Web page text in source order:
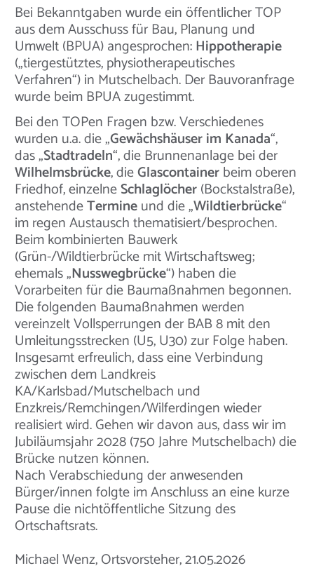
Bei Bekanntgaben wurde ein öffentlicher TOP
aus dem Ausschuss für Bau, Planung und
Umwelt (BPUA) angesprochen:Hippotherapie
(„tiergestütztes, physiotherapeutisches
Verfahren“) in Mutschelbach. Der Bauvoranfrage
wurde beim BPUA zugestimmt.
Bei den TOPen Fragen bzw. Verschiedenes
wurden u.a. die „Gewächshäuser im Kanada“,
das „Stadtradeln“, die Brunnenanlage bei der
Wilhelmsbrücke, dieGlascontainerbeim oberen
Friedhof, einzelneSchlaglöcher(Bockstalstraße),
anstehendeTermineund die „Wildtierbrücke“
im regen Austausch thematisiert/besprochen.
Beim kombinierten Bauwerk
(Grün-/Wildtierbrücke mit Wirtschaftsweg;
ehemals „Nusswegbrücke“) haben die
Vorarbeiten für die Baumaßnahmen begonnen.
Die folgenden Baumaßnahmen werden
vereinzelt Vollsperrungen der BAB 8 mit den
Umleitungsstrecken (U5, U30) zur Folge haben.
Insgesamt erfreulich, dass eine Verbindung
zwischen dem Landkreis
KA/Karlsbad/Mutschelbach und
Enzkreis/Remchingen/Wilferdingen wieder
realisiert wird. Gehen wir davon aus, dass wir im
Jubiläumsjahr 2028 (750 Jahre Mutschelbach) die
Brücke nutzen können.
Nach Verabschiedung der anwesenden
Bürger/innen folgte im Anschluss an eine kurze
Pause die nichtöffentliche Sitzung des
Ortschaftsrats.
Michael Wenz, Ortsvorsteher, 21.05.2026